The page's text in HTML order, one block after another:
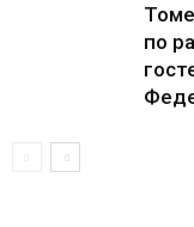
по